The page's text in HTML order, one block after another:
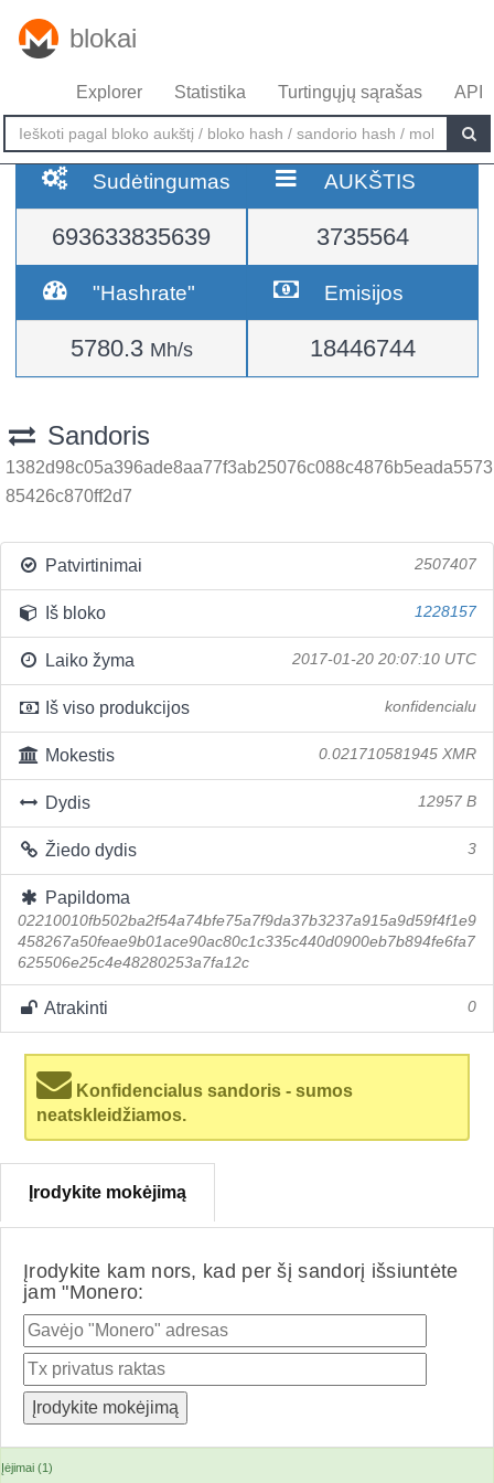
blokai
Explorer Statistika Turtingųjų sąrašas API
Sudėtingumas
693633835639
AUKŠTIS
3735564
"Hashrate"
5780.3 Mh/s
Emisijos
18446744
Sandoris
1382d98c05a396ade8aa77f3ab25076c088c4876b5eada5573
85426c870ff2d7
Patvirtinimai 2507407
Iš bloko 1228157
Laiko žyma 2017-01-20 20:07:10 UTC
Iš viso produkcijos konfidencialu
Mokestis 0.021710581945 XMR
Dydis 12957 B
Žiedo dydis 3
Papildoma
02210010fb502ba2f54a74bfe75a7f9da37b3237a915a9d59f4f1e9
458267a50feae9b01ace90ac80c1c335c440d0900eb7b894fe6fa7
625506e25c4e48280253a7fa12c
Atrakinti 0
Konfidencialus sandoris - sumos
neatskleidžiamos.
Įrodykite mokėjimą
Įrodykite kam nors, kad per šį sandorį išsiuntėte
jam "Monero:
Įėjimai (1)